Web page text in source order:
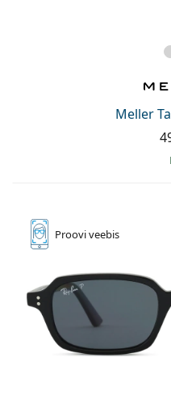
Meller
Prooviveebis